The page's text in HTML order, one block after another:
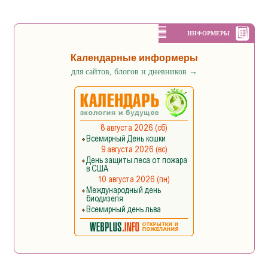
ИНФОРМЕРЫ
Календарные информеры
для сайтов, блогов и дневников →